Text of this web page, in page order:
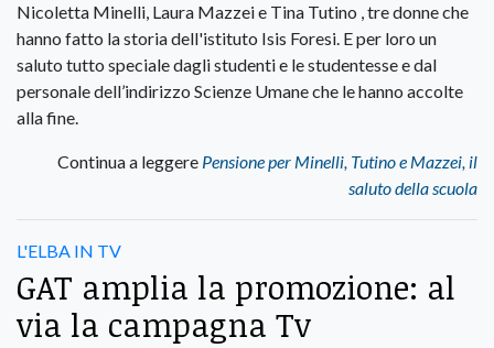
Nicoletta Minelli, Laura Mazzei e Tina Tutino , tre donne che
hanno fatto la storia dell'istituto Isis Foresi. E per loro un
saluto tutto speciale dagli studenti e le studentesse e dal
personale dell’indirizzo Scienze Umane che le hanno accolte
alla fine.
Continua a leggere Pensione per Minelli, Tutino e Mazzei, il
saluto della scuola
L'ELBA IN TV
GAT amplia la promozione: al
via la campagna Tv